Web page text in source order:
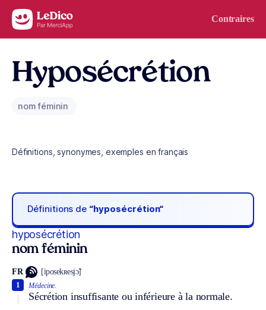
Aller au contenu Contraires
Hyposécrétion
nom féminin
Définitions, synonymes, exemples en français
Définitions de “hyposécrétion“
hyposécrétion
nom féminin
FR [iposekʀesjɔ̃]
Médecine.
Sécrétion insuffisante ou inférieure à la normale.
1